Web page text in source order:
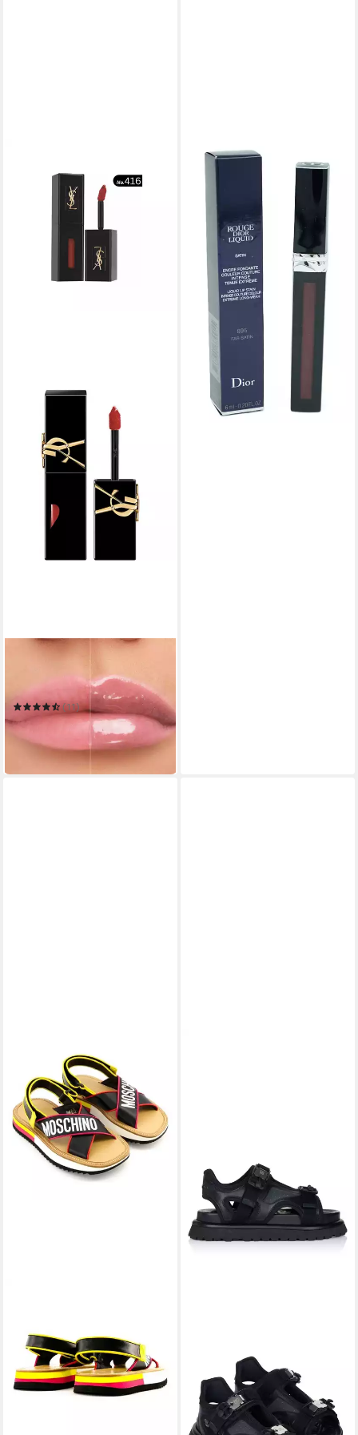
YVES SAINT LAURENT
Couture Vinyl Cream - 416
Psychedelic Chili
(11)
24,28 € UVP56,99 €
-57%
in 3-4 Werktagen bei dir
DIOR
Lippenstift Dior Rouge Liquid
Matte Lipstick 895 Fab Satin
29,00 €
in 2-3 Werktagen bei dir